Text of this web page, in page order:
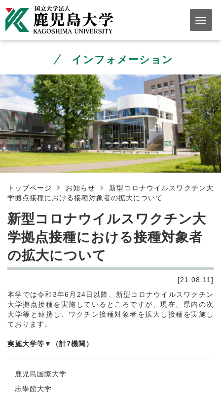
インフォメーション
トップページ お知らせ
新型コロナウイルスワクチン大
学拠点接種における接種対象者の拡大について
新型コロナウイルスワクチン大
学拠点接種における接種対象者
の拡大について
[21.08.11]
本学では令和3年6月24日以降、新型コロナウイルスワクチン
大学拠点接種を実施しているところですが、現在、県内の次
大学等と連携し、ワクチン接種対象者を拡大し接種を実施し
ております。
実施大学等▼（計7機関）
鹿児島国際大学
志學館大学